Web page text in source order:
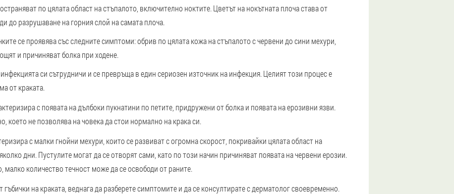
по цялата област на стъпалото, включително ноктите. Цветът на нокътната плоча става от
до разрушаване на горния слой на самата плоча.
се проявява със следните симптоми: обрив по цялата кожа на стъпалото с червени до сини мехури,
и причиняват болка при ходене.
си сътрудничи и се превръща в един сериозен източник на инфекция. Целият този процес е
от краката.
с появата на дълбоки пукнатини по петите, придружени от болка и появата на ерозивни язви.
което не позволява на човека да стои нормално на крака си.
с малки гнойни мехури, които се развиват с огромна скорост, покривайки цялата област на
дни. Пустулите могат да се отворят сами, като по този начин причиняват появата на червени ерозии.
малко количество течност може да се освободи от раните.
на краката, веднага да разберете симптомите и да се консултирате с дерматолог своевременно.